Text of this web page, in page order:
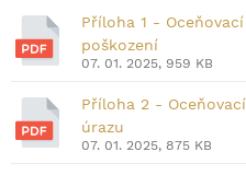
Příloha 1 -
poškození
07. 01. 2025, 959 KB
Příloha 2 -
úrazu
07. 01. 2025, 875 KB